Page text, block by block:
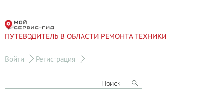
ПУТЕВОДИТЕЛЬ В ОБЛАСТИ РЕМОНТА ТЕХНИКИ
Войти Регистрация